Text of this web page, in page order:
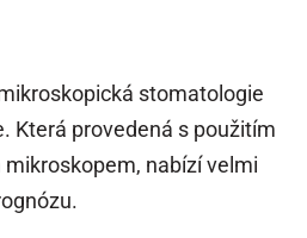
stomatologie
Která provedená s použitím
nabízí velmi